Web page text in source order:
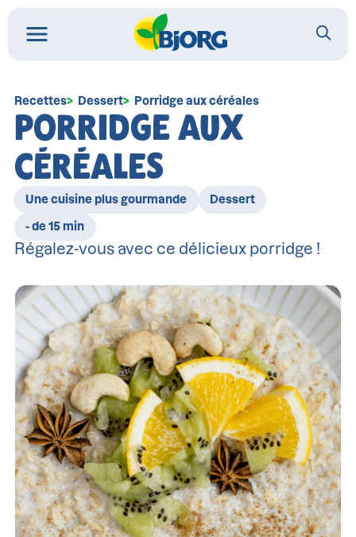
Recettes Dessert Porridge aux céréales
PORRIDGE AUX
CÉRÉALES
Une cuisine plus gourmande Dessert
- de 15 min
Régalez-vous avec ce délicieux porridge !